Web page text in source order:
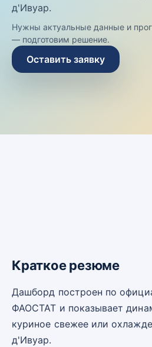
д'Ивуар.
Нужны актуальные данные и
— подготовим решение.
Оставить заявку
Краткое резюме
Дашборд построен по
ФАОСТАТ и показывает
куриное свежее или
д'Ивуар.